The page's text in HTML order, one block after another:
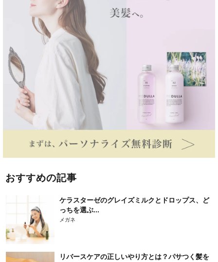
おすすめの記事
ケラスターゼのグレイズミルクとドロップス、ど
っちを選ぶ...
メガネ
リバースケアの正しいやり方とは？パサつく髪を